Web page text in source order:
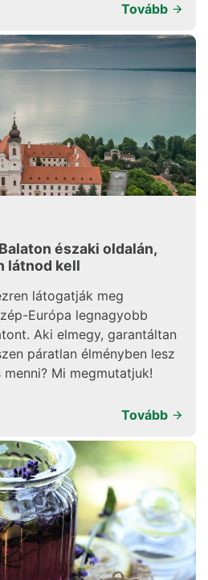
Tovább
északi oldalán,
látnod kell
látogatják meg
Európa legnagyobb
Aki elmegy, garantáltan
páratlan élményben lesz
Mi megmutatjuk!
Tovább